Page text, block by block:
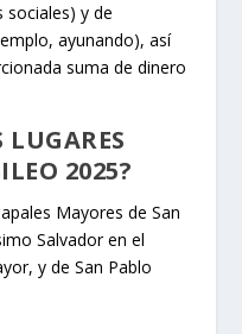
sociales) y de
ayunando), así
suma de dinero
LUGARES
2025?
Mayores de San
Salvador en el
y de San Pablo